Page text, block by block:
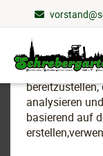
Wir
Um essenzielle
analysieren
basierend auf
Navigation
überspringen